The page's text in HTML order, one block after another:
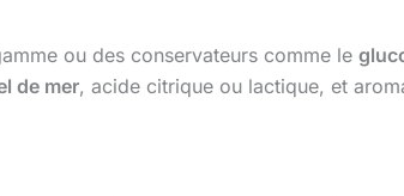
ou des conservateurs comme le
de mer, acide citrique ou lactique, et